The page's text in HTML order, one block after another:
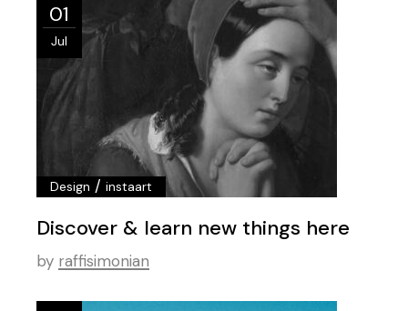
01
Jul
Design /instaart
Discover & learn new things here
by raffisimonian